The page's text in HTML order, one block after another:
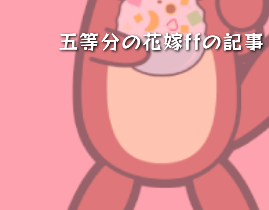
五等分の花嫁ffの記事